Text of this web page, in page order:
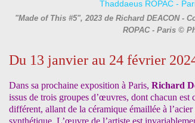
"Made of This #5", 2023 de Richard DEACON -
ROPAC - Paris ©
Du 13 janvier au 24 février
Dans sa prochaine exposition à Paris, Richard
issus de trois groupes d’œuvres, dont chacun est
différent, allant de la céramique émaillée à
synthétique. L’œuvre de l’artiste est